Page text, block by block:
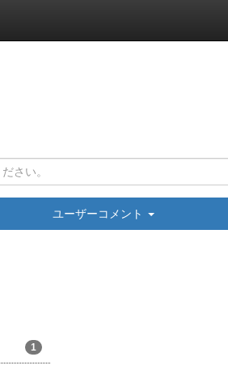
ユーザーコメント
1